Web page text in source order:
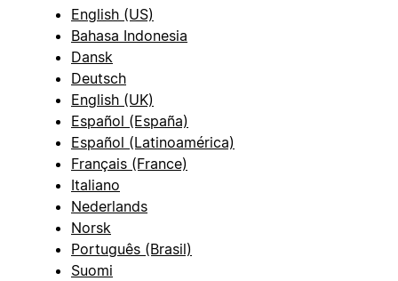
English (US)
Bahasa Indonesia
Dansk
Deutsch
English (UK)
Español (España)
Español (Latinoamérica)
Français (France)
Italiano
Nederlands
Norsk
Português (Brasil)
Suomi